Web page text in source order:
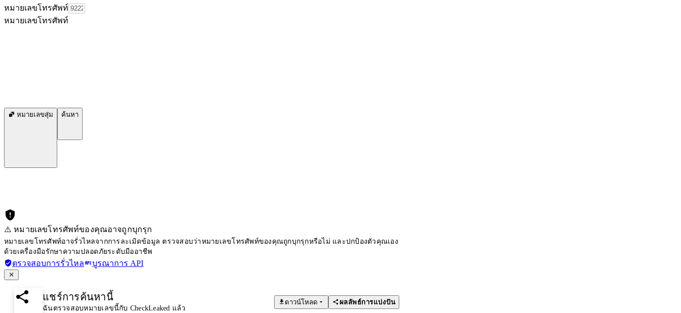
หมายเลขโทรศัพท์
หมายเลขโทรศัพท์
หมายเลขสุ่ม ค้นหา
⚠️ หมายเลขโทรศัพท์ของคุณอาจถูกบุกรุก
หมายเลขโทรศัพท์อาจรั่วไหลจากการละเมิดข้อมูล ตรวจสอบว่าหมายเลขโทรศัพท์ของคุณถูกบุกรุกหรือไม่ และปกป้องตัวคุณเอง
ด้วยเครื่องมือรักษาความปลอดภัยระดับมืออาชีพ
ตรวจสอบการรั่วไหล บูรณาการ API
แชร์การค้นหานี้
ฉันตรวจสอบหมายเลขนี้กับ CheckLeaked แล้ว
ดาวน์โหลด ผลลัพธ์การแบ่งปัน